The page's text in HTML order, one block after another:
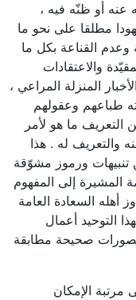
أو ظنّه فيه ،
مطلقا على نحو ما
القناعة بكل ما
والاعتقادات
المنزلة المراعي ،
طباعهم وعقولهم
التعريف ما هو لأمر
والتعريف له . هذا
تنبيهات ورموز مشوّقة
المشيرة إلى المفهوم
أهله السعادة العامة
التوحيد أعمال
صحيحة مطابقة
مرتبة الإمكان